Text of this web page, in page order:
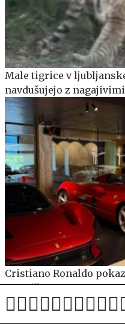
Male tigrice v
navdušujejo z
Cristiano Ronaldo
prestižnega voznega